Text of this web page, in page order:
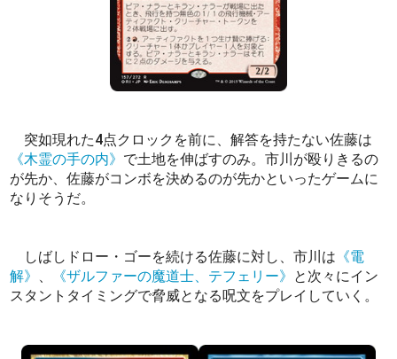
突如現れた4点クロックを前に、解答を持たない佐藤は
《木霊の手の内》 で土地を伸ばすのみ。市川が殴りきるの
が先か、佐藤がコンボを決めるのが先かといったゲームに
なりそうだ。
しばしドロー・ゴーを続ける佐藤に対し、市川は 《電
解》
《ザルファーの魔道士、テフェリー》 と次々にイン
スタントタイミングで脅威となる呪文をプレイしていく。